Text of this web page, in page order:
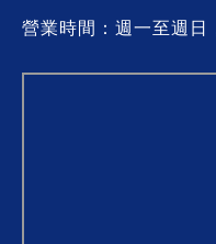
營業時間：週一至週日